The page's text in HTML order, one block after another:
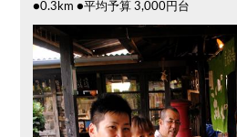
●0.3km ●平均予算 3,000円台